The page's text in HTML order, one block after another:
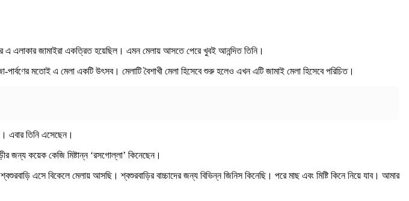
করে এ এলাকার জামাইরা একত্রিত হয়েছিল। এমন মেলায় আসতে পেরে খুবই আনন্দিত তিনি।
মতোই এ মেলা একটি উৎসব। মেলাটি বৈশাখী মেলা হিসেবে শুরু হলেও এখন এটি জামাই মেলা হিসেবে পরিচিত।
এবার তিনি এসেছেন।
জন্য কয়েক কেজি মিষ্টান্ন ‘রসগোল্লা’ কিনেছেন।
এসে বিকেলে মেলায় আসছি। শ্বশুরবাড়ির বাচ্চাদের জন্য বিভিন্ন জিনিস কিনেছি। পরে মাছ এবং মিষ্টি কিনে নিয়ে যাব। আমার